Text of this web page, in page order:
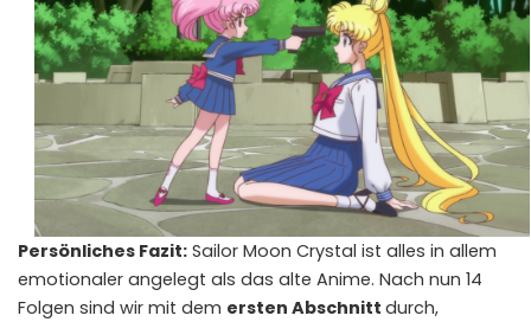
Persönliches Fazit: Sailor Moon Crystal ist alles in allem
emotionaler angelegt als das alte Anime. Nach nun 14
Folgen sind wir mit dem ersten Abschnitt durch,